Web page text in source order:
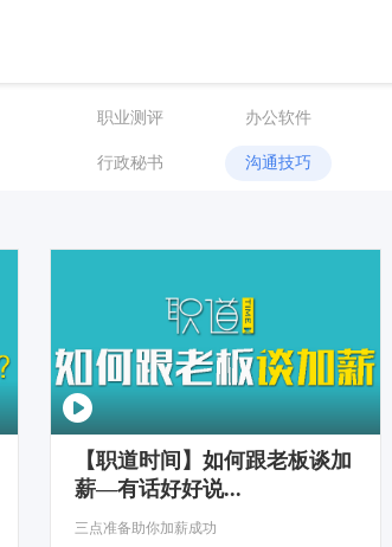
职业测评 办公软件
行政秘书 沟通技巧
【职道时间】如何跟老板谈加
薪—有话好好说...
三点准备助你加薪成功